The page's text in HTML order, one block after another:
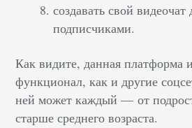
создавать свой
подписчиками.
Как видите, данная платформа
функционал, как и другие
ней может каждый — от
старше среднего возраста.